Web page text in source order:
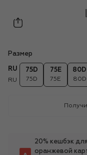
Размер
RU
RU
75D
75D
75E
75E
80D
80D
20% кешбэк
оранжевой